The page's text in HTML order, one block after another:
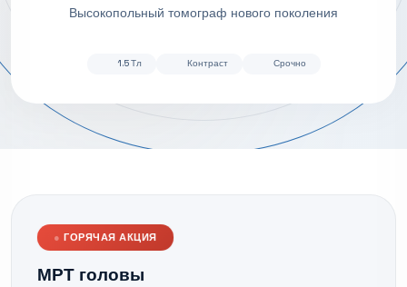
Высокопольный томограф нового поколения
1.5 Тл Контраст Срочно
●ГОРЯЧАЯ АКЦИЯ
МРТ головы